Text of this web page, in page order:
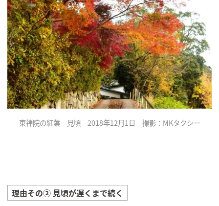
東禅院の紅葉 見頃 2018年12月1日 撮影：MKタクシー
理由その② 見頃が遅くまで続く